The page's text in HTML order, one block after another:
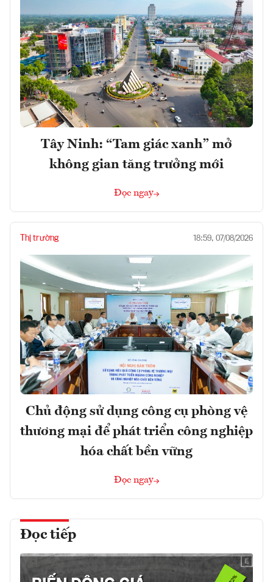
Tây Ninh: “Tam giác xanh” mở
không gian tăng trưởng mới
Đọc ngay
Thị trường 18:59, 07/08/2026
Chủ động sử dụng công cụ phòng vệ
thương mại để phát triển công nghiệp
hóa chất bền vững
Đọc ngay
Đọc tiếp